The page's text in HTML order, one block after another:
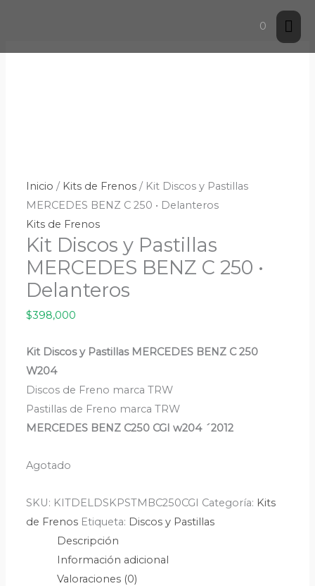
0
Inicio / Kits de Frenos / Kit Discos y Pastillas
MERCEDES BENZ C 250 • Delanteros
Kits de Frenos
Kit Discos y Pastillas
MERCEDES BENZ C 250 •
Delanteros
$398,000
Kit Discos y Pastillas MERCEDES BENZ C 250
W204
Discos de Freno marca TRW
Pastillas de Freno marca TRW
MERCEDES BENZ C250 CGI w204 ´2012
Agotado
SKU: KITDELDSKPSTMBC250CGI Categoría: Kits
de Frenos Etiqueta: Discos y Pastillas
Descripción
Información adicional
Valoraciones (0)